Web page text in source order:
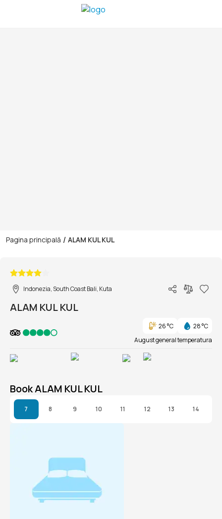
Pagina principală / ALAM KUL KUL
Indonezia, South Coast Bali, Kuta
ALAM KUL KUL
26 °C
28 °C
August general temperatura
Book ALAM KUL KUL
7 8 9 10 11 12 13 14